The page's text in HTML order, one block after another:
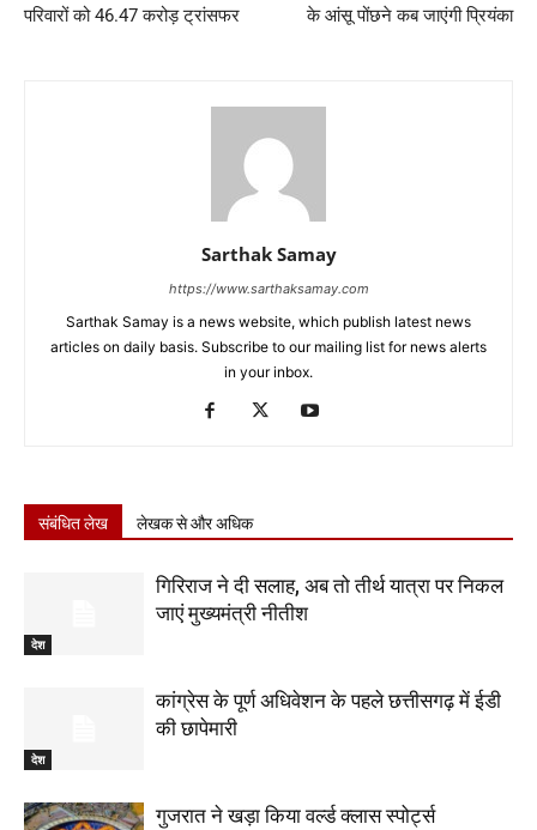
परिवारों को 46.47 करोड़ ट्रांसफर
के आंसू पोंछने कब जाएंगी प्रियंका
Sarthak Samay
https://www.sarthaksamay.com
Sarthak Samay is a news website, which publish latest news
articles on daily basis. Subscribe to our mailing list for news alerts
in your inbox.
संबंधित लेख लेखक से और अधिक
देश
गिरिराज ने दी सलाह, अब तो तीर्थ यात्रा पर निकल
जाएं मुख्यमंत्री नीतीश
देश
कांग्रेस के पूर्ण अधिवेशन के पहले छत्तीसगढ़ में ईडी
की छापेमारी
गुजरात ने खड़ा किया वर्ल्ड क्लास स्पोर्ट्स